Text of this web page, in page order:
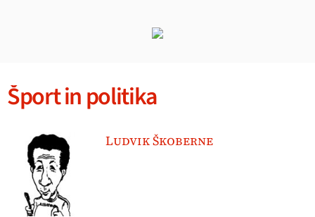
Šport in politika
Ludvik Škoberne